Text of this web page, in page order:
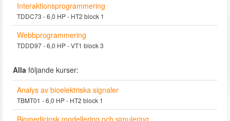
Interaktionsprogrammering
TDDC73 - 6,0 HP - HT2 block 1
Webbprogrammering
TDDD97 - 6,0 HP - VT1 block 3
Alla följande kurser:
Analys av bioelektriska signaler
TBMT01 - 6,0 HP - HT2 block 1
Biomedicinsk modellering och simulering